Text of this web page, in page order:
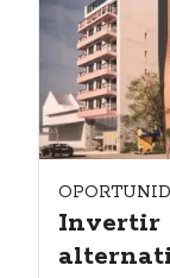
Invertir